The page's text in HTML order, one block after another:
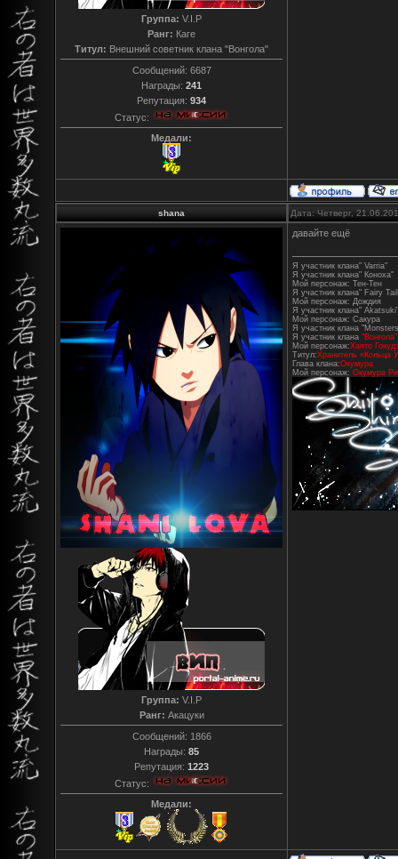
Группа: V.I.P
Ранг: Каге
Титул: Внешний советник клана "Вонгола"
Сообщений: 6687
Награды: 241
Репутация: 934
Статус:
Медали:
shana Дата: Четверг,
Группа: V.I.P
Ранг: Акацуки
Сообщений: 1866
Награды: 85
Репутация: 1223
Статус:
Медали:
давайте ещё
Я участник клана" Varria"
Я участник клана" Коноха"
Мой персонаж: Тен-Тен
Я участник клана" Fairy
Мой персонаж: Дождия
Я участник клана" Akatsuki"
Мой персонаж: Сакура
Я участник клана
Я участник клана "Вонгола"
Мой персонаж:Хаято
Титул:Хранитель «Кольца
Глава клана:Окумура
Мой персонаж: Окумура